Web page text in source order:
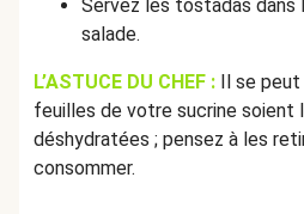
Servez les tostadas
salade.
L’ASTUCE DU CHEF : Il se peut
feuilles de votre sucrine soient
déshydratées ; pensez à les
consommer.